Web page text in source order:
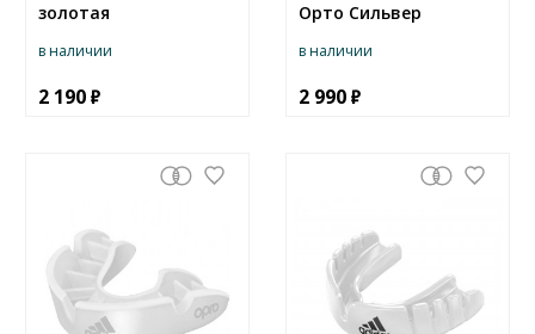
золотая
в наличии
2 190
Орто Сильвер
в наличии
2 990